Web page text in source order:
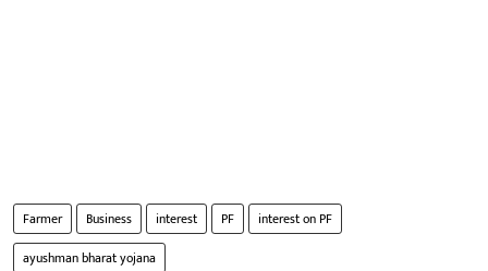
Farmer Business interest PF
interest on PF
ayushman bharat yojana